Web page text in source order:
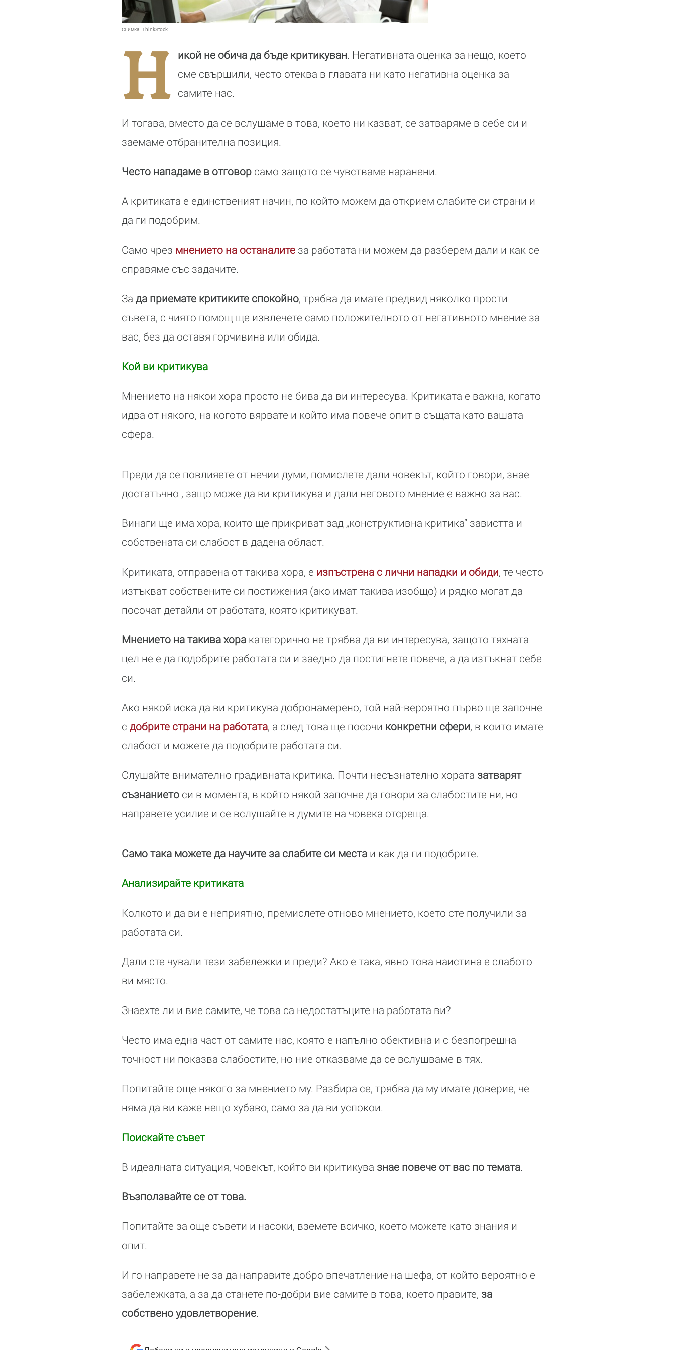
Снимка: ThinkStock
Н икой не обича да бъде критикуван. Негативната оценка за нещо, което
сме свършили, често отеква в главата ни като негативна оценка за
самите нас.
И тогава, вместо да се вслушаме в това, което ни казват, се затваряме в себе си и
заемаме отбранителна позиция.
Често нападаме в отговор само защото се чувстваме наранени.
А критиката е единственият начин, по който можем да открием слабите си страни и
да ги подобрим.
Само чрез мнението на останалите за работата ни можем да разберем дали и как се
справяме със задачите.
За да приемате критиките спокойно, трябва да имате предвид няколко прости
съвета, с чиято помощ ще извлечете само положителното от негативното мнение за
вас, без да оставя горчивина или обида.
Кой ви критикува
Мнението на някои хора просто не бива да ви интересува. Критиката е важна, когато
идва от някого, на когото вярвате и който има повече опит в същата като вашата
сфера.
Преди да се повлияете от нечии думи, помислете дали човекът, който говори, знае
достатъчно , защо може да ви критикува и дали неговото мнение е важно за вас.
Винаги ще има хора, които ще прикриват зад „конструктивна критика“ завистта и
собствената си слабост в дадена област.
Критиката, отправена от такива хора, е изпъстрена с лични нападки и обиди, те често
изтъкват собствените си постижения (ако имат такива изобщо) и рядко могат да
посочат детайли от работата, която критикуват.
Мнението на такива хора категорично не трябва да ви интересува, защото тяхната
цел не е да подобрите работата си и заедно да постигнете повече, а да изтъкнат себе
си.
Ако някой иска да ви критикува добронамерено, той най-вероятно първо ще започне
с добрите страни на работата, а след това ще посочи конкретни сфери, в които имате
слабост и можете да подобрите работата си.
Слушайте внимателно градивната критика. Почти несъзнателно хората затварят
съзнанието си в момента, в който някой започне да говори за слабостите ни, но
направете усилие и се вслушайте в думите на човека отсреща.
Само така можете да научите за слабите си места и как да ги подобрите.
Анализирайте критиката
Колкото и да ви е неприятно, премислете отново мнението, което сте получили за
работата си.
Дали сте чували тези забележки и преди? Ако е така, явно това наистина е слабото
ви място.
Знаехте ли и вие самите, че това са недостатъците на работата ви?
Често има една част от самите нас, която е напълно обективна и с безпогрешна
точност ни показва слабостите, но ние отказваме да се вслушваме в тях.
Попитайте още някого за мнението му. Разбира се, трябва да му имате доверие, че
няма да ви каже нещо хубаво, само за да ви успокои.
Поискайте съвет
В идеалната ситуация, човекът, който ви критикува знае повече от вас по темата.
Възползвайте се от това.
Попитайте за още съвети и насоки, вземете всичко, което можете като знания и
опит.
И го направете не за да направите добро впечатление на шефа, от който вероятно е
забележката, а за да станете по-добри вие самите в това, което правите, за
собствено удовлетворение.